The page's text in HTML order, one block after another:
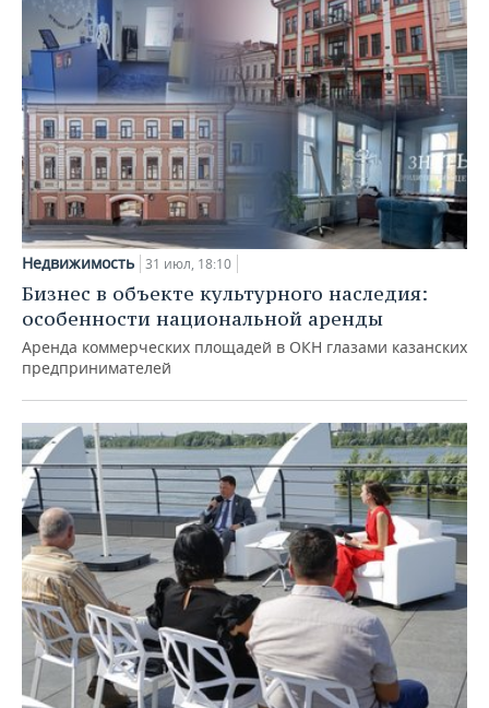
Недвижимость 31 июл, 18:10
Бизнес в объекте культурного наследия:
особенности национальной аренды
Аренда коммерческих площадей в ОКН глазами казанских
предпринимателей